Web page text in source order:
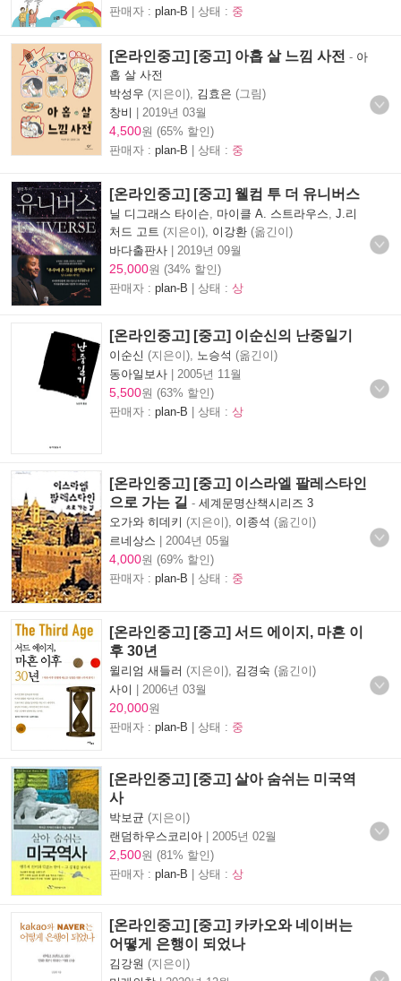
판매자 : plan-B | 상태 : 중
[온라인중고] [중고] 아홉 살 느낌 사전 - 아
홉 살 사전
박성우 (지은이), 김효은 (그림)
창비 | 2019년 03월
4,500원 (65% 할인)
판매자 : plan-B | 상태 : 중
[온라인중고] [중고] 웰컴 투 더 유니버스
닐 디그래스 타이슨 마이클 A. 스트라우스 J.리
처드 고트 (지은이), 이강환 (옮긴이)
바다출판사 | 2019년 09월
25,000원 (34% 할인)
판매자 : plan-B | 상태 : 상
[온라인중고] [중고] 이순신의 난중일기
이순신 (지은이), 노승석 (옮긴이)
동아일보사 | 2005년 11월
5,500원 (63% 할인)
판매자 : plan-B | 상태 : 상
[온라인중고] [중고] 이스라엘 팔레스타인
으로 가는 길 - 세계문명산책시리즈 3
오가와 히데키 (지은이), 이종석 (옮긴이)
르네상스 | 2004년 05월
4,000원 (69% 할인)
판매자 : plan-B | 상태 : 중
[온라인중고] [중고] 서드 에이지, 마흔 이
후 30년
윌리엄 새들러 (지은이), 김경숙 (옮긴이)
사이 | 2006년 03월
20,000원
판매자 : plan-B | 상태 : 중
[온라인중고] [중고] 살아 숨쉬는 미국역
사
박보균 (지은이)
랜덤하우스코리아 | 2005년 02월
2,500원 (81% 할인)
판매자 : plan-B | 상태 : 상
[온라인중고] [중고] 카카오와 네이버는
어떻게 은행이 되었나
김강원 (지은이)